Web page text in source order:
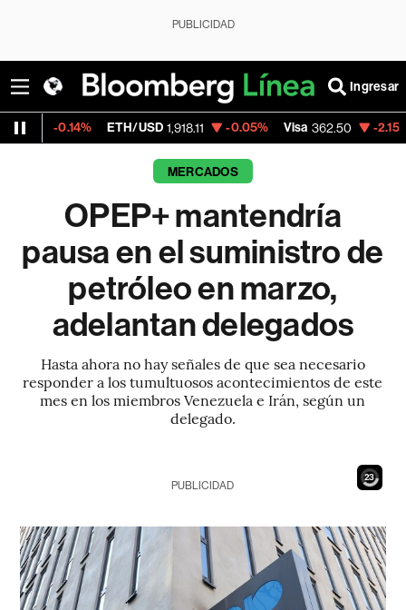
PUBLICIDAD
Ingresar
ETH/USD 1,918.11 -0.05% Visa 362.50 -2.15%
MERCADOS
OPEP+ mantendría
pausa en el suministro de
petróleo en marzo,
adelantan delegados
Hasta ahora no hay señales de que sea necesario
responder a los tumultuosos acontecimientos de este
mes en los miembros Venezuela e Irán, según un
delegado.
22
PUBLICIDAD